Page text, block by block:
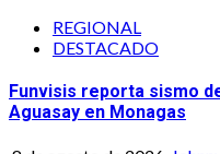
REGIONAL
DESTACADO
Funvisis reporta sismo
Aguasay en Monagas